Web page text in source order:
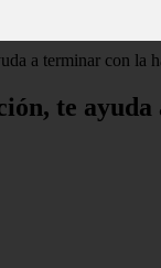
a terminar con la
te